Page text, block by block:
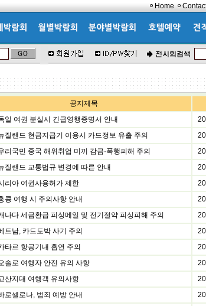
Home
공지제목
일 여권 분실시 긴급영행증명서 안내
질랜드 현금지급기 이용시 카드정보 유출 주의
리국민 중국 해위취업 미끼 감금·폭행피해 주의
질랜드 교통법규 변경에 따른 안내
리아 여권사용허가 제한
콩 여행 시 주의사항 안내
나다 세금환급 피싱메일 및 전기절약 피싱피해 주의
트남, 카드도박 사기 주의
타르 항공기내 흡연 주의
솔로 여행자 안전 유의 사항
산지대 여행객 유의사항
로셀로나, 범죄 예방 안내